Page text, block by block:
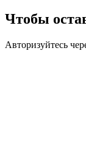
Чтобы
Авторизуйтесь